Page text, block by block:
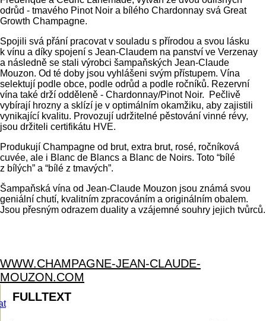
odrůd - tmavého Pinot Noir a bílého Chardonnay svá Great
Growth Champagne.
Spojili svá přání pracovat v souladu s přírodou a svou lásku
k vínu a díky spojení s Jean-Claudem na panství ve Verzenay
a následně se stali výrobci šampaňských Jean-Claude
Mouzon. Od té doby jsou vyhlášeni svým přístupem. Vína
selektují podle obce, podle odrůd a podle ročníků. Rezervní
vína také drží odděleně - Chardonnay/Pinot Noir. Pečlivě
vybírají hrozny a sklízí je v optimálním okamžiku, aby zajistili
vynikající kvalitu. Provozují udržitelné pěstování vinné révy,
jsou držiteli certifikátu HVE.
Produkují Champagne od brut, extra brut, rosé, ročníková
cuvée, ale i Blanc de Blancs a Blanc de Noirs. Toto “bílé
z bílých” a “bílé z tmavých”.
Šampaňská vína od Jean-Claude Mouzon jsou známá svou
geniální chutí, kvalitním zpracováním a originálním obalem.
Jsou přesným odrazem duality a vzájemné souhry jejich tvůrců.
WWW.CHAMPAGNE-JEAN-CLAUDE-
MOUZON.COM
FULLTEXT